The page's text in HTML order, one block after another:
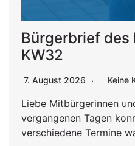
Bürgerbrief des
KW32
7. August 2026 Keine
Liebe Mitbürgerinnen
vergangenen Tagen
verschiedene Termine